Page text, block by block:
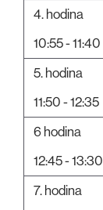
4. hodina
10:55 - 11:40
5. hodina
11:50 - 12:35
6 hodina
12:45 - 13:30
7. hodina